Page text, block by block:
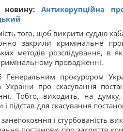
новину: Антикорупційна
того, щоб викрити суддю
закрили кримінальне
методів розслідування, в
провадженні.
Генеральним прокурором
України про скасування
Тобто, виходить, на думку,
і підстав для скасування
і стурбованість